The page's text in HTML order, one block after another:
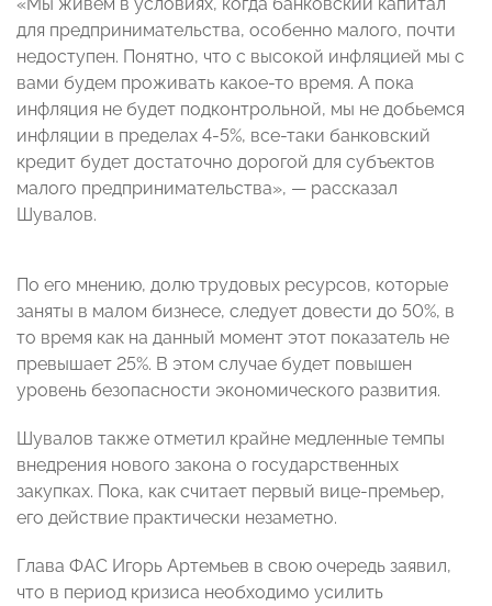
для предпринимательства, особенно малого, почти
недоступен. Понятно, что с высокой инфляцией мы с
вами будем проживать какое-то время. А пока
инфляция не будет подконтрольной, мы не добьемся
инфляции в пределах 4-5%, все-таки банковский
кредит будет достаточно дорогой для субъектов
малого предпринимательства», — рассказал
Шувалов.
По его мнению, долю трудовых ресурсов, которые
заняты в малом бизнесе, следует довести до 50%, в
то время как на данный момент этот показатель не
превышает 25%. В этом случае будет повышен
уровень безопасности экономического развития.
Шувалов также отметил крайне медленные темпы
внедрения нового закона о государственных
закупках. Пока, как считает первый вице-премьер,
его действие практически незаметно.
Глава ФАС Игорь Артемьев в свою очередь заявил,
что в период кризиса необходимо усилить